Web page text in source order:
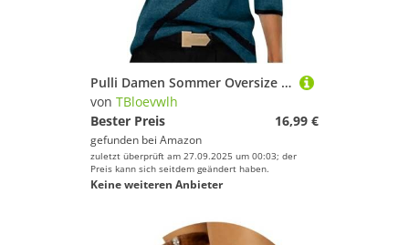
Pulli Damen Sommer Oversize Herbst Schwarz Pullover Damen Langarm Sweatshirt Basic Rundhals Langarmshirt Geometrischem Druck Longshirt Lose Casual Oberteil Winter Baumwolle Pulli Himmelblau M
von TBloevwlh
Bester Preis
16,99 €
gefunden bei Amazon
zuletzt überprüft am 27.09.2025 um 00:03; der
Preis kann sich seitdem geändert haben.
Keine weiteren Anbieter